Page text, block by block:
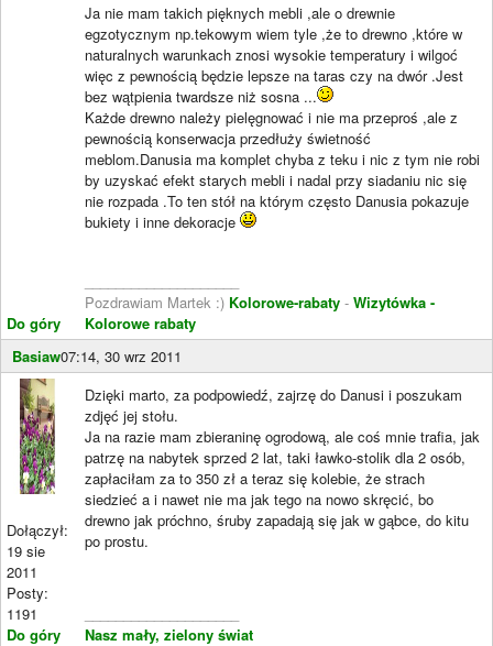
Do góry
Ja nie mam takich pięknych mebli ,ale o drewnie
egzotycznym np.tekowym wiem tyle ,że to drewno ,które w
naturalnych warunkach znosi wysokie temperatury i wilgoć
więc z pewnością będzie lepsze na taras czy na dwór .Jest
bez wątpienia twardsze niż sosna ...
Każde drewno należy pielęgnować i nie ma przeproś ,ale z
pewnością konserwacja przedłuży świetność
meblom.Danusia ma komplet chyba z teku i nic z tym nie robi
by uzyskać efekt starych mebli i nadal przy siadaniu nic się
nie rozpada .To ten stół na którym często Danusia pokazuje
bukiety i inne dekoracje
Pozdrawiam Martek :) Kolorowe-rabaty - Wizytówka -
Kolorowe rabaty
Basiaw07:14, 30 wrz 2011
Dołączył:
19 sie
2011
Posty:
1191
Do góry
Dzięki marto, za podpowiedź, zajrzę do Danusi i poszukam
zdjęć jej stołu.
Ja na razie mam zbieraninę ogrodową, ale coś mnie trafia, jak
patrzę na nabytek sprzed 2 lat, taki ławko-stolik dla 2 osób,
zapłaciłam za to 350 zł a teraz się kolebie, że strach
siedzieć a i nawet nie ma jak tego na nowo skręcić, bo
drewno jak próchno, śruby zapadają się jak w gąbce, do kitu
po prostu.
Nasz mały, zielony świat